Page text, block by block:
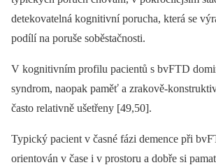
detekovatelná kognitivní porucha, která se
podílí na poruše soběstačnosti.
V kognitivním profilu pacientů s bvFTD
syndrom, naopak paměť a zrakově-
často relativně ušetřeny [49,50].
Typický pacient v časné fázi demence při
orientován v čase i v prostoru a dobře si